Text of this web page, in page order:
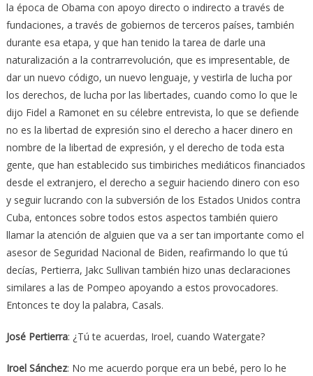
la época de Obama con apoyo directo o indirecto a través de
fundaciones, a través de gobiernos de terceros países, también
durante esa etapa, y que han tenido la tarea de darle una
naturalización a la contrarrevolución, que es impresentable, de
dar un nuevo código, un nuevo lenguaje, y vestirla de lucha por
los derechos, de lucha por las libertades, cuando como lo que le
dijo Fidel a Ramonet en su célebre entrevista, lo que se defiende
no es la libertad de expresión sino el derecho a hacer dinero en
nombre de la libertad de expresión, y el derecho de toda esta
gente, que han establecido sus timbiriches mediáticos financiados
desde el extranjero, el derecho a seguir haciendo dinero con eso
y seguir lucrando con la subversión de los Estados Unidos contra
Cuba, entonces sobre todos estos aspectos también quiero
llamar la atención de alguien que va a ser tan importante como el
asesor de Seguridad Nacional de Biden, reafirmando lo que tú
decías, Pertierra, Jakc Sullivan también hizo unas declaraciones
similares a las de Pompeo apoyando a estos provocadores.
Entonces te doy la palabra, Casals.
José Pertierra: ¿Tú te acuerdas, Iroel, cuando Watergate?
Iroel Sánchez: No me acuerdo porque era un bebé, pero lo he